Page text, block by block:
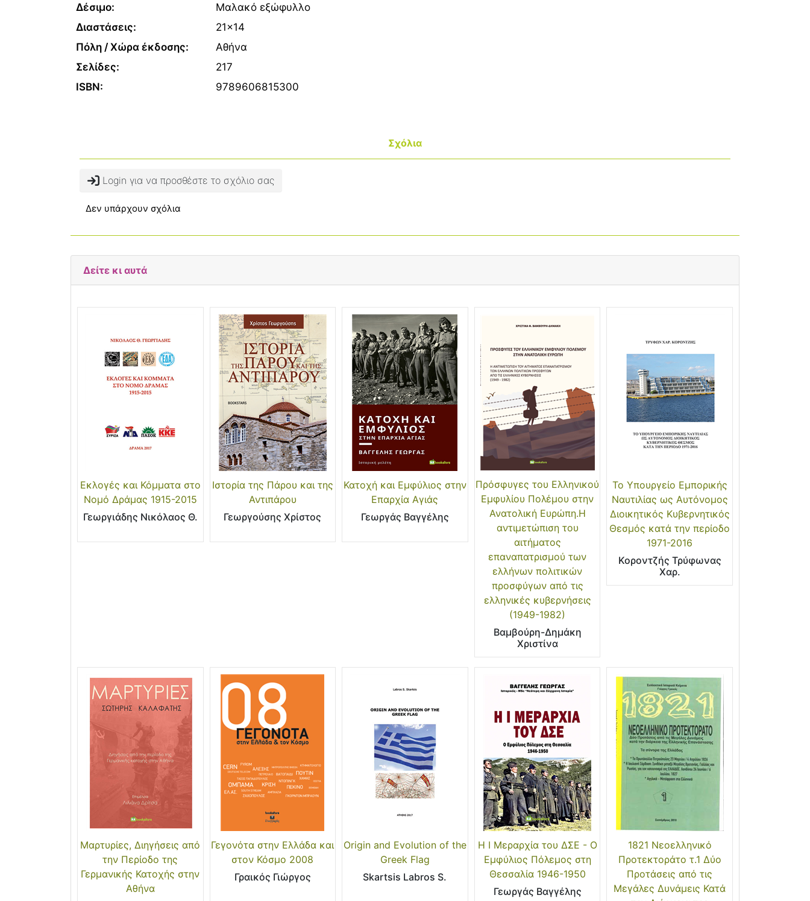
Δέσιμο:
Μαλακό εξώφυλλο
Διαστάσεις:
21x14
Πόλη / Χώρα έκδοσης:
Αθήνα
Σελίδες:
217
ISBN:
9789606815300
Σχόλια
Login για να προσθέστε το σχόλιο σας
Δεν υπάρχουν σχόλια
Δείτε κι αυτά
Εκλογές και Κόμματα στο
Νομό Δράμας 1915-2015
Γεωργιάδης Νικόλαος Θ.
Ιστορία της Πάρου και της
Αντιπάρου
Γεωργούσης Χρίστος
Κατοχή και Εμφύλιος στην
Επαρχία Αγιάς
Γεωργάς Βαγγέλης
Πρόσφυγες του Ελληνικού
Εμφυλίου Πολέμου στην
Ανατολική Ευρώπη.H
αντιμετώπιση του
αιτήματος
επαναπατρισμού των
ελλήνων πολιτικών
προσφύγων από τις
ελληνικές κυβερνήσεις
(1949-1982)
Βαμβούρη-Δημάκη
Χριστίνα
Το Υπουργείο Εμπορικής
Ναυτιλίας ως Αυτόνομος
Διοικητικός Κυβερνητικός
Θεσμός κατά την περίοδο
1971-2016
Κοροντζής Τρύφωνας
Χαρ.
Μαρτυρίες, Διηγήσεις από
την Περίοδο της
Γερμανικής Κατοχής στην
Αθήνα
Γεγονότα στην Ελλάδα και
στον Κόσμο 2008
Γραικός Γιώργος
Origin and Evolution of the
Greek Flag
Skartsis Labros S.
Η Ι Μεραρχία του ΔΣΕ - Ο
Εμφύλιος Πόλεμος στη
Θεσσαλία 1946-1950
Γεωργάς Βαγγέλης
1821 Νεοελληνικό
Προτεκτοράτο τ.1 Δύο
Προτάσεις από τις
Μεγάλες Δυνάμεις Κατά